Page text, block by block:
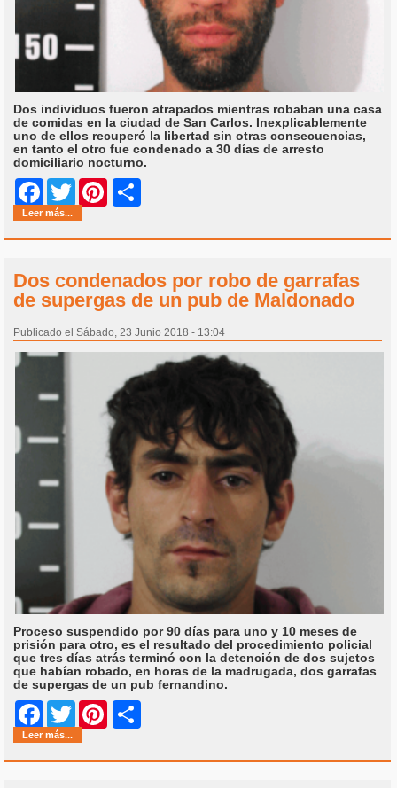
Dos individuos fueron atrapados mientras robaban una casa
de comidas en la ciudad de San Carlos. Inexplicablemente
uno de ellos recuperó la libertad sin otras consecuencias,
en tanto el otro fue condenado a 30 días de arresto
domiciliario nocturno.
Facebook
Twitter Pinterest
Leer más...
Dos condenados por robo de garrafas
de supergas de un pub de Maldonado
Publicado el Sábado, 23 Junio 2018 - 13:04
Proceso suspendido por 90 días para uno y 10 meses de
prisión para otro, es el resultado del procedimiento policial
que tres días atrás terminó con la detención de dos sujetos
que habían robado, en horas de la madrugada, dos garrafas
de supergas de un pub fernandino.
Facebook
Twitter Pinterest
Leer más...